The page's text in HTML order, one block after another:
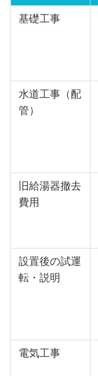
基礎工事
水道工事（配
管）
旧給湯器撤去
費用
設置後の試運
転・説明
電気工事